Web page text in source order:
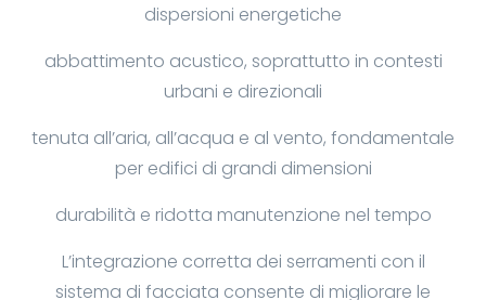
dispersioni energetiche
abbattimento acustico, soprattutto in contesti
urbani e direzionali
tenuta all’aria, all’acqua e al vento, fondamentale
per edifici di grandi dimensioni
durabilità e ridotta manutenzione nel tempo
L’integrazione corretta dei serramenti con il
sistema di facciata consente di migliorare le